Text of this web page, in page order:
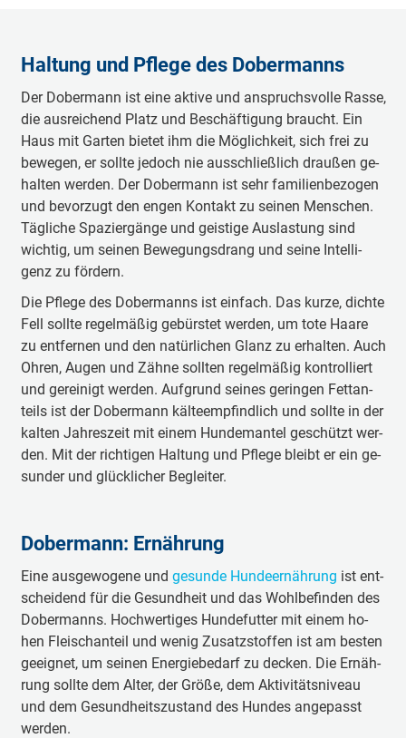
Hal­tung und Pfle­ge des Do­ber­manns
Der Do­ber­mann ist ei­ne ak­ti­ve und an­spruchs­vol­le Ras­se,
die aus­rei­chend Platz und Be­schäf­ti­gung braucht. Ein
Haus mit Gar­ten bie­tet ihm die Mög­lich­keit, sich frei zu
be­we­gen, er soll­te je­doch nie aus­schließ­lich drau­ßen ge­
hal­ten wer­den. Der Do­ber­mann ist sehr fa­mi­li­en­be­zo­gen
und be­vor­zugt den en­gen Kon­takt zu sei­nen Men­schen.
Tä­gli­che Spa­zier­gän­ge und geis­tige Aus­las­tung sind
wich­tig, um sei­nen Be­we­gungs­drang und sei­ne In­tel­li­
genz zu för­dern.
Die Pfle­ge des Do­ber­manns ist ein­fach. Das kur­ze, dich­te
Fell soll­te re­gel­mä­ßig ge­bürs­tet wer­den, um to­te Haa­re
zu ent­fer­nen und den na­tür­li­chen Glanz zu er­hal­ten. Auch
Oh­ren, Au­gen und Zäh­ne soll­ten re­gel­mä­ßig kon­trol­liert
und ge­rei­nigt wer­den. Auf­grund sei­nes ge­rin­gen Fett­an­
teils ist der Do­ber­mann kä­lte­emp­find­lich und soll­te in der
kal­ten Jah­res­zeit mit ei­nem Hun­de­man­tel ge­schützt wer­
den. Mit der rich­ti­gen Hal­tung und Pfle­ge bleibt er ein ge­
sun­der und glück­li­cher Be­glei­ter.
Do­ber­mann: Er­näh­rung
Ei­ne aus­ge­wo­ge­ne und gesunde Hundeer­näh­rung ist ent­
schei­dend für die Ge­sund­heit und das Wohl­be­fin­den des
Do­ber­manns. Hoch­wer­ti­ges Hun­de­fut­ter mit ei­nem ho­
hen Fleisch­an­teil und we­nig Zu­satz­stof­fen ist am bes­ten
ge­eig­net, um sei­nen En­er­gie­be­darf zu de­cken. Die Er­näh­
rung soll­te dem Al­ter, der Grö­ße, dem Ak­ti­vi­täts­ni­veau
und dem Ge­sund­heits­zu­stand des Hun­des an­ge­passt
wer­den.